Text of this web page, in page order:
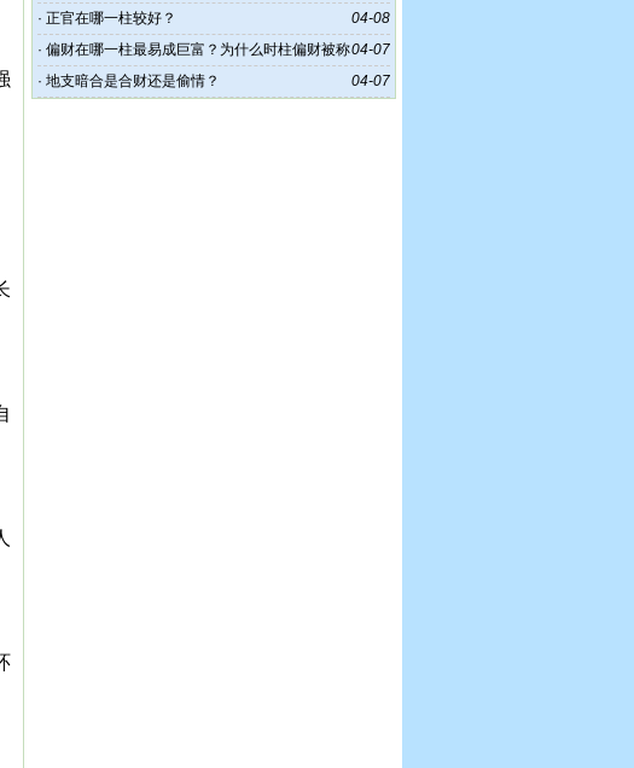
04-08
· 正官在哪一柱较好？
04-07
· 偏财在哪一柱最易成巨富？为什么时柱偏财被称
为上等富格
04-07
· 地支暗合是合财还是偷情？